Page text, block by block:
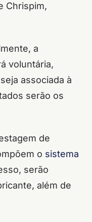
Chrispim,
a
voluntária,
associada à
serão os
de
o sistema
serão
além de